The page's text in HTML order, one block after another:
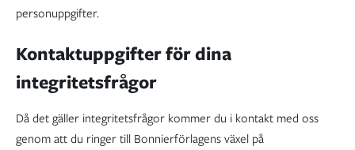
personuppgifter.
Kontaktuppgifter för dina
integritetsfrågor
Då det gäller integritetsfrågor kommer du i kontakt med oss
genom att du ringer till Bonnierförlagens växel på